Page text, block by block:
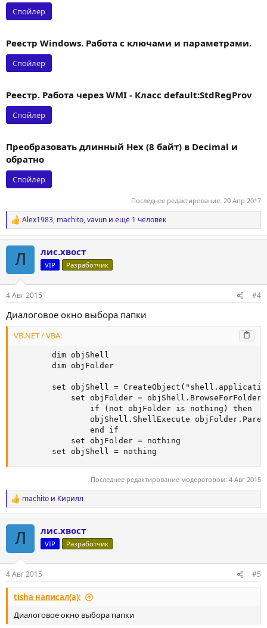
Спойлер
Реестр Windows. Работа с ключами и параметрами.
Спойлер
Реестр. Работа через WMI - Класс default:StdRegProv
Спойлер
Преобразовать длинный Hex (8 байт) в Decimal и
обратно
Спойлер
Последнее редактирование: 20 Апр 2017
Р
е
а
Alex1983, machito,vavun и ещё 1 человек
Л лис.хвост
VIP Разработчик
4 Авг 2015 #4
Диалоговое окно выбора папки
VB.NET / VBA:
        dim objShell
        dim objFolder
set objShell =
set objFolder =
                if (not objFolder is nothing) then
objShell.ShellExecute
                end if
            set objFolder = nothing
        set objShell = nothing
Последнее редактирование модератором: 4 Авг 2015
Р
е
а
machito и Кирилл
Л лис.хвост
VIP Разработчик
4 Авг 2015 #5
tisha написал(а):
Диалоговое окно выбора папки